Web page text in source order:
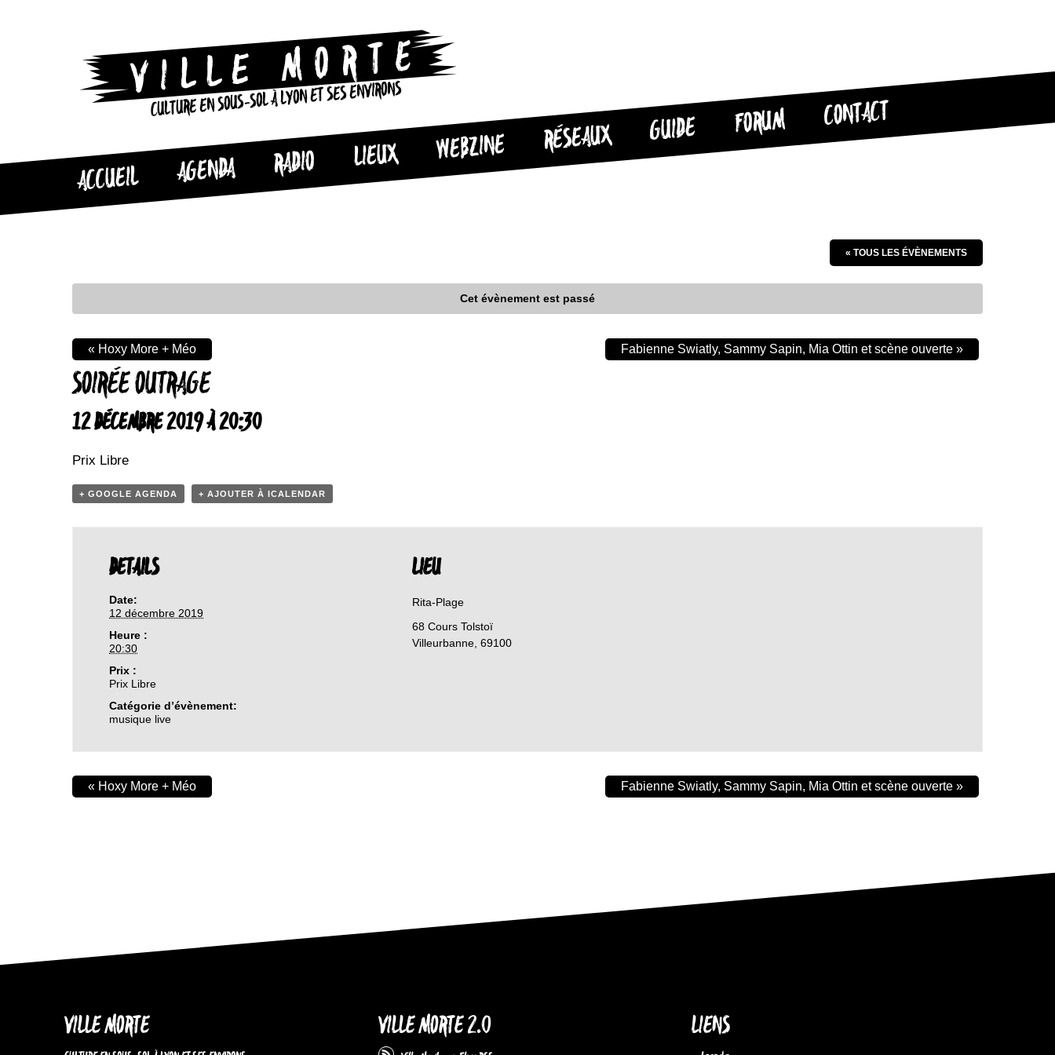
CULTURE EN SOUS-SOL À LYON ET SES ENVIRONS
ACCUEIL AGENDA RADIO LIEUX WEBZINE RÉSEAUX GUIDE FORUM CONTACT
« TOUS LES ÉVÈNEMENTS
Cet évènement est passé
SOIRÉE OUTRAGE
12 DÉCEMBRE 2019 À 20:30
Prix Libre
« Hoxy More + Méo Fabienne Swiatly, Sammy Sapin, Mia Ottin et scène ouverte »
+ GOOGLE AGENDA + AJOUTER À ICALENDAR
DETAILS
Date:
12 décembre 2019
Heure :
20:30
Prix :
Prix Libre
Catégorie d’évènement:
musique live
LIEU
Rita-Plage
68 Cours Tolstoï
Villeurbanne 69100
« Hoxy More + Méo Fabienne Swiatly, Sammy Sapin, Mia Ottin et scène ouverte »
VILLE MORTE VILLE MORTE 2.0 LIENS